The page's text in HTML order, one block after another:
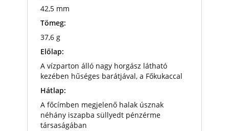
42,5 mm
Tömeg:
37,6 g
Előlap:
A vízparton álló nagy horgász látható
kezében hűséges barátjával, a Főkukaccal
Hátlap:
A főcímben megjelenő halak úsznak
néhány iszapba süllyedt pénzérme
társaságában